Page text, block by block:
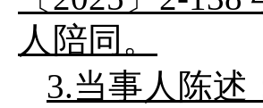
人 陪同。
3.当事人陈述